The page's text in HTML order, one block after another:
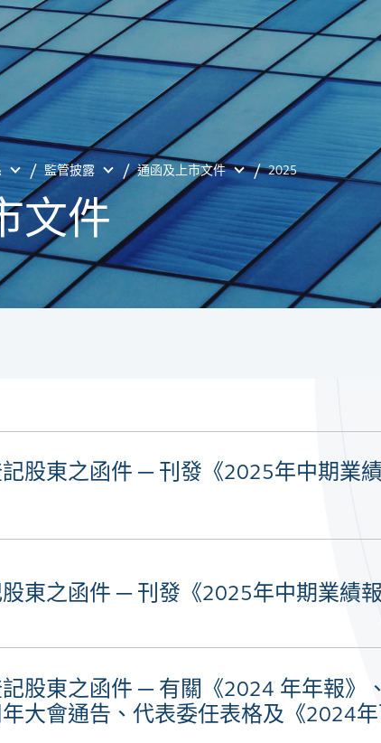
監管披露 通函及上市文件 2025
文件
股東之函件 ─ 刊發《2025年中期業
東之函件 ─ 刊發《2025年中期業績
股東之函件 ─ 有關《2024 年年報》
大會通告、代表委任表格及《2024